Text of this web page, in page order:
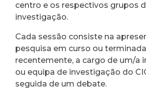
centro e os respectivos grupos
investigação.
Cada sessão consiste na
pesquisa em curso ou terminada
recentemente, a cargo de um/a
ou equipa de investigação do
seguida de um debate.